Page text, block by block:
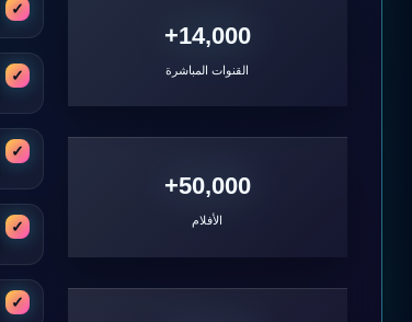
14,000+
القنوات المباشرة
50,000+
الأفلام